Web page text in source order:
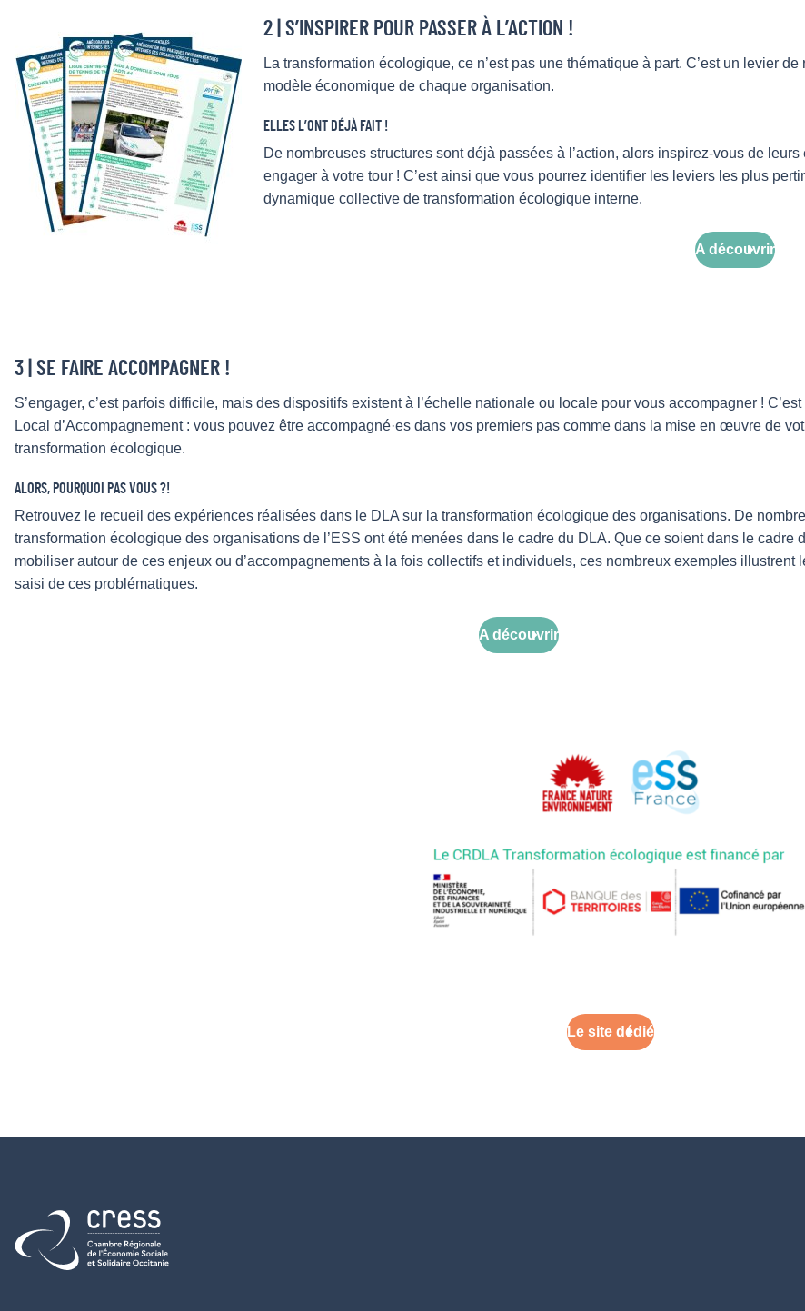
2 | S’INSPIRER POUR PASSER À L’ACTION !
La transformation écologique, ce n’est pas une thématique à part. C’est un levier
modèle économique de chaque organisation.
ELLES L’ONT DÉJÀ FAIT !
De nombreuses structures sont déjà passées à l’action, alors inspirez-vous de
engager à votre tour ! C’est ainsi que vous pourrez identifier les leviers les plus
dynamique collective de transformation écologique interne.
A découvrir
3 | SE FAIRE ACCOMPAGNER !
S’engager, c’est parfois difficile, mais des dispositifs existent à l’échelle nationale ou locale pour vous accompagner !
Local d’Accompagnement : vous pouvez être accompagné·es dans vos premiers pas comme dans la mise en œuvre de
transformation écologique.
ALORS, POURQUOI PAS VOUS ?!
Retrouvez le recueil des expériences réalisées dans le DLA sur la transformation écologique des organisations. De
transformation écologique des organisations de l’ESS ont été menées dans le cadre du DLA. Que ce soient dans le cadre
mobiliser autour de ces enjeux ou d’accompagnements à la fois collectifs et individuels, ces nombreux exemples illustrent
saisi de ces problématiques.
A découvrir
Le site dédié
Retour à l'accueil